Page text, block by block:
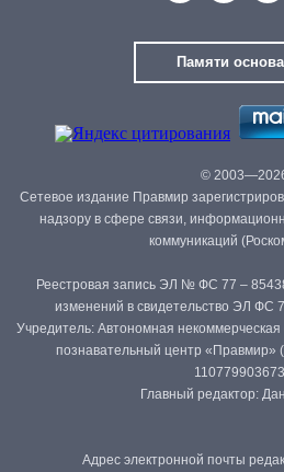
Памяти
©
Сетевое издание Правмир
надзору в сфере связи,
коммуникаций
Реестровая запись ЭЛ № ФС 77 –
изменений в свидетельство ЭЛ ФС
Учредитель: Автономная
познавательный центр
Главный редактор:
Адрес электронной почты